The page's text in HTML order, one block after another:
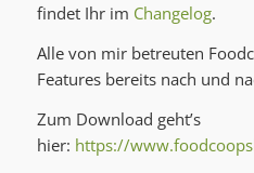
findet Ihr im Changelog.
Alle von mir betreuten
Features bereits nach und
Zum Download geht’s
hier: https://